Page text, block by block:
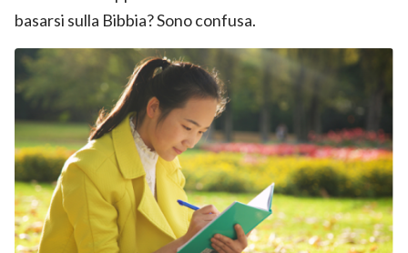
basarsi sulla Bibbia? Sono confusa.